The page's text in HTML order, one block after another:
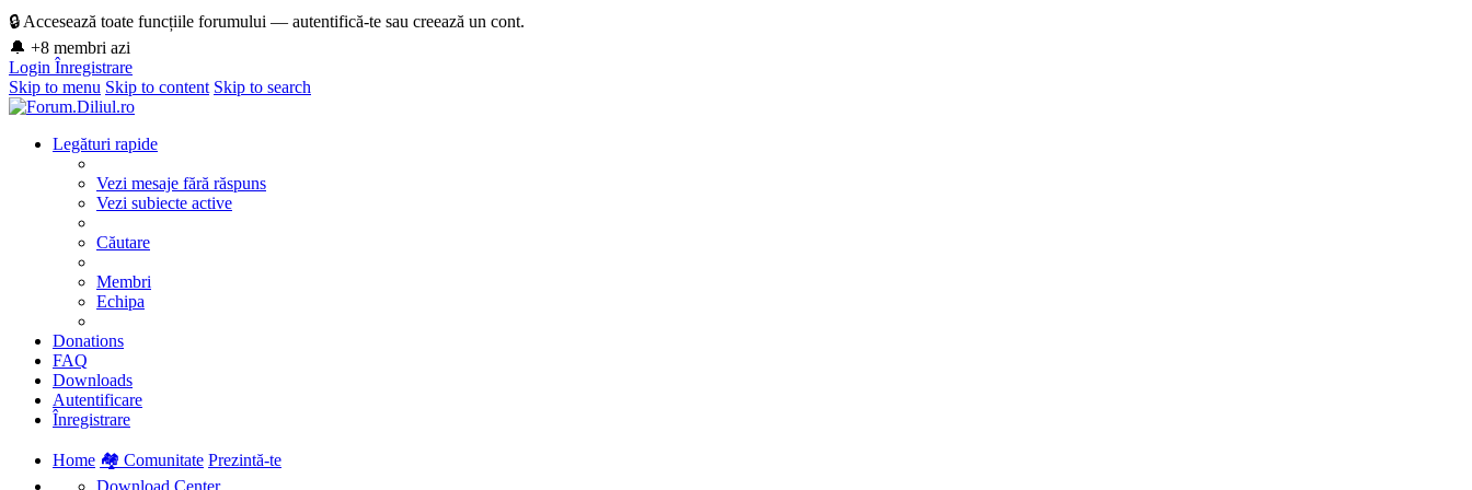
🔒 Accesează toate funcțiile forumului — autentifică-te sau creează un cont.
🔔 +8 membri azi
Login Înregistrare
Skip to menu Skip to content Skip to search
Legături rapide
Vezi mesaje fără răspuns
Vezi subiecte active
Căutare
Membri
Echipa
Donations
FAQ
Downloads
Autentificare
Înregistrare
Home 🏘️ Comunitate Prezintă-te
Download Center